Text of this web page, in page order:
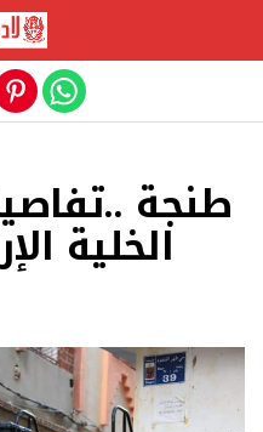
طنجة
الخلية
version